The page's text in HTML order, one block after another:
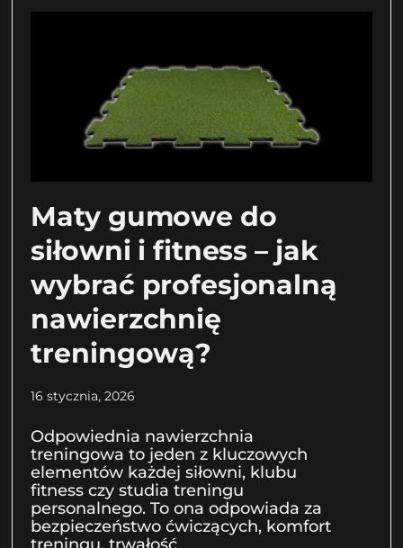
Maty gumowe do
siłowni i fitness – jak
wybrać profesjonalną
nawierzchnię
treningową?
16 stycznia, 2026
Odpowiednia nawierzchnia
treningowa to jeden z kluczowych
elementów każdej siłowni, klubu
fitness czy studia treningu
personalnego. To ona odpowiada za
bezpieczeństwo ćwiczących, komfort